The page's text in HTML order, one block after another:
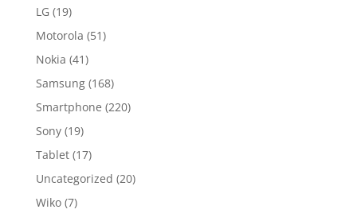
LG (19)
Motorola (51)
Nokia (41)
Samsung (168)
Smartphone (220)
Sony (19)
Tablet (17)
Uncategorized (20)
Wiko (7)